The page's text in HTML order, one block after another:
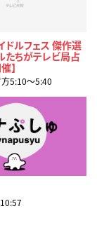
ドルフェス 傑作選
たちがテレビ局占
】
5:10〜5:40